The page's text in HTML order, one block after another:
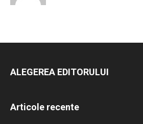
ALEGEREA EDITORULUI
Articole recente